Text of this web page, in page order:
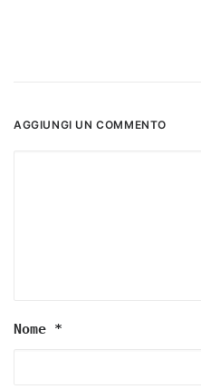
AGGIUNGI UN COMMENTO
Nome *